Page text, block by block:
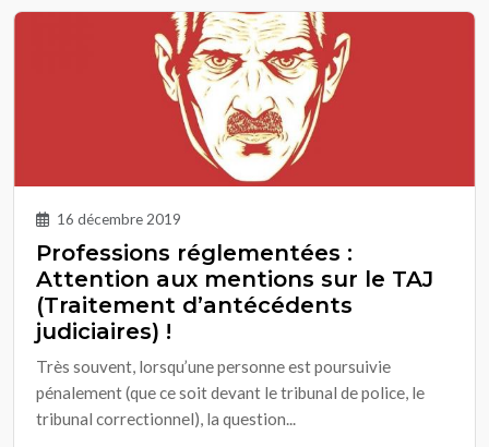
16 décembre 2019
Professions réglementées :
Attention aux mentions sur le TAJ
(Traitement d’antécédents
judiciaires) !
Très souvent, lorsqu’une personne est poursuivie
pénalement (que ce soit devant le tribunal de police, le
tribunal correctionnel), la question...